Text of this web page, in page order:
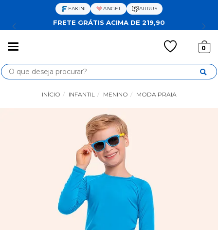
FAKINI ANGEL AURUS
FRETE GRÁTIS ACIMA DE 219,90
0
Busca
INÍCIO INFANTIL MENINO MODA PRAIA